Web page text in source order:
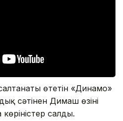
өтетін «Динамо»
сәтінен Димаш өзінің
салды.